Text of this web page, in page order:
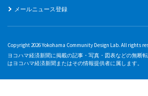
メールニュース登録
Copyright 2026 Yokohama Community Design Lab. All rights
ヨコハマ経済新聞に掲載の記事・写真・図表などの無断
はヨコハマ経済新聞またはその情報提供者に属します。